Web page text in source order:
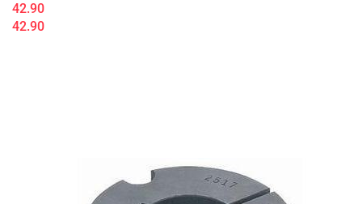
42.90
42.90